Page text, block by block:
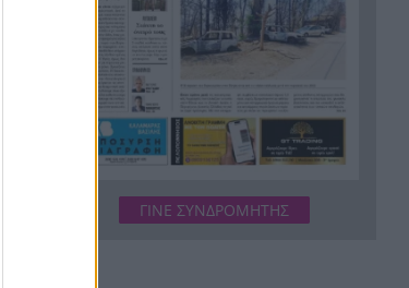
Μητσοτάκης: Στο επίκεντρο η
βιομηχανία – Νέο σχέδιο με
επενδύσεις, ενέργεια και
μεταποίηση
13:55 5ο Νυχτερινός Ημιμαραθώνιος
«Φάνης Τσιμιγκάτος»:
προδιαγραφών και δηλώσεις
ΓΙΝΕ ΣΥΝΔΡΟΜΗΤΗΣ